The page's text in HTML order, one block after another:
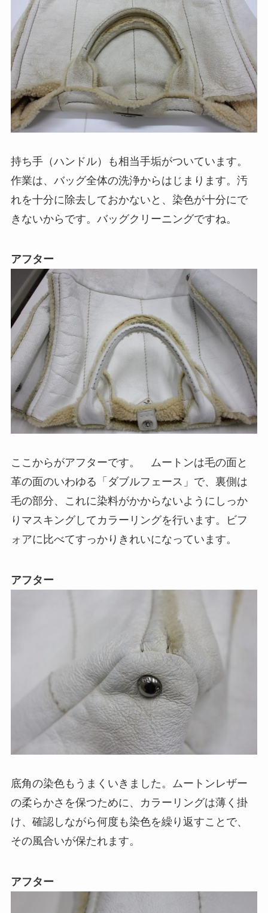
持ち手（ハンドル）も相当手垢がついています。
作業は、バッグ全体の洗浄からはじまります。汚
れを十分に除去しておかないと、染色が十分にで
きないからです。バッグクリーニングですね。
アフター
ここからがアフターです。 ムートンは毛の面と
革の面のいわゆる「ダブルフェース」で、裏側は
毛の部分、これに染料がかからないようにしっか
りマスキングしてカラーリングを行います。ビフ
ォアに比べてすっかりきれいになっています。
アフター
底角の染色もうまくいきました。ムートンレザー
の柔らかさを保つために、カラーリングは薄く掛
け、確認しながら何度も染色を繰り返すことで、
その風合いが保たれます。
アフター